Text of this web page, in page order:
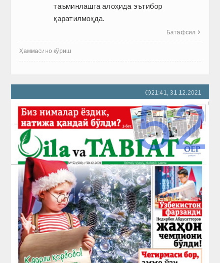
таъминлашга алоҳида эътибор
қаратилмоқда.
Батафсил 
Ҳаммасино кўриш
🕔21:41, 31.12.2021
52